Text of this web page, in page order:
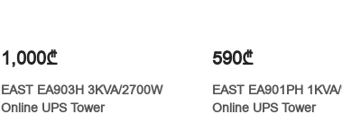
1,000₾
EAST EA903H 3KVA/2700W
Online UPS Tower
590₾
EAST EA901PH
Online UPS Tower